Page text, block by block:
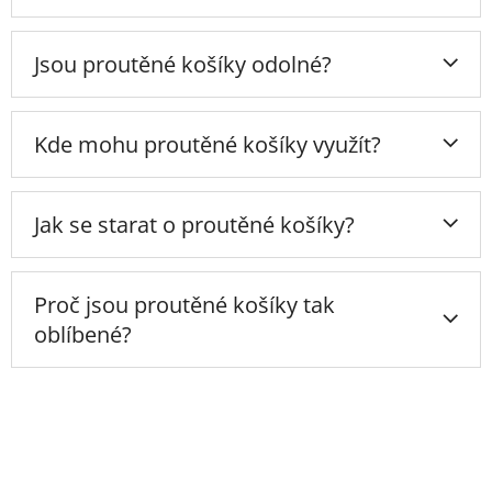
Jsou proutěné košíky odolné?
Kde mohu proutěné košíky využít?
Jak se starat o proutěné košíky?
Proč jsou proutěné košíky tak
oblíbené?